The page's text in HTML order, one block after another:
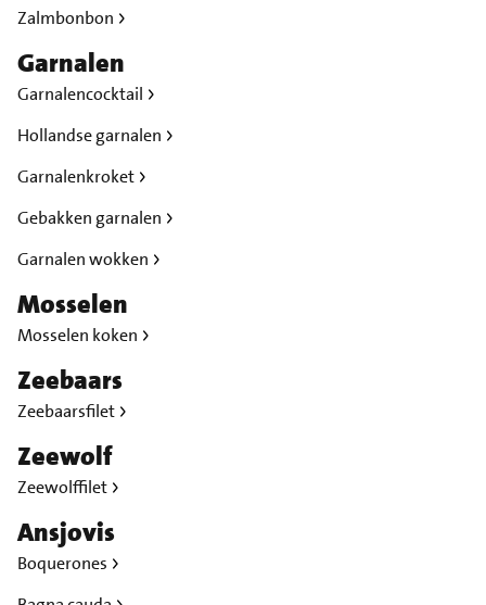
Zalmbonbon
Garnalen
Garnalencocktail
Hollandse garnalen
Garnalenkroket
Gebakken garnalen
Garnalen wokken
Mosselen
Mosselen koken
Zeebaars
Zeebaarsfilet
Zeewolf
Zeewolffilet
Ansjovis
Boquerones